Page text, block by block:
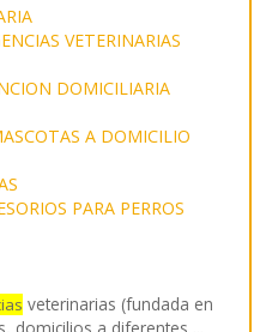
VETERINARIAS
DOMICILIARIA
A DOMICILIO
PARA PERROS
veterinarias (fundada en